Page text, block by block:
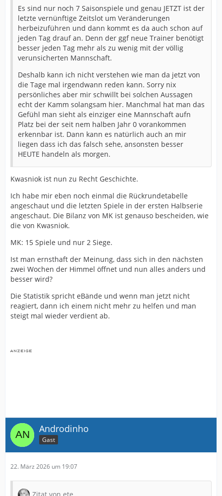
Es sind nur noch 7 Saisonspiele und genau JETZT ist der
letzte vernünftige Zeitslot um Veränderungen
herbeizuführen und dann kommt es da auch schon auf
jeden Tag drauf an. Denn der ggf neue Trainer benötigt
besser jeden Tag mehr als zu wenig mit der völlig
verunsicherten Mannschaft.
Deshalb kann ich nicht verstehen wie man da jetzt von
die Tage mal irgendwann reden kann. Sorry nix
persönliches aber mir schwillt bei solchen Aussagen
echt der Kamm solangsam hier. Manchmal hat man das
Gefühl man sieht als einziger eine Mannschaft aufn
Platz bei der seit nem halben Jahr 0 vorankommen
erkennbar ist. Dann kann es natürlich auch an mir
liegen dass ich das falsch sehe, ansonsten besser
HEUTE handeln als morgen.
Kwasniok ist nun zu Recht Geschichte.
Ich habe mir eben noch einmal die Rückrundetabelle
angeschaut und die letzten Spiele in der ersten Halbserie
angeschaut. Die Bilanz von MK ist genauso bescheiden, wie
die von Kwasniok.
MK: 15 Spiele und nur 2 Siege.
Ist man ernsthaft der Meinung, dass sich in den nächsten
zwei Wochen der Himmel öffnet und nun alles anders und
besser wird?
Die Statistik spricht eBände und wenn man jetzt nicht
reagiert, dann ich einem nicht mehr zu helfen und man
steigt mal wieder verdient ab.
Androdinho
Gast
22. März 2026 um 19:07
Zitat von ete